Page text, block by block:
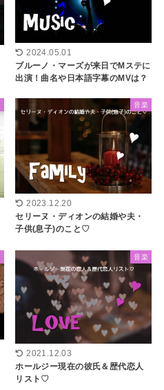
2024.05.01
ブルーノ・マーズが来日でMステに
出演！曲名や日本語字幕のMVは？
音楽
2023.12.20
セリーヌ・ディオンの結婚や夫・
子供(息子)のこと♡
音楽
2021.12.03
ホールジー現在の彼氏＆歴代恋人
リスト♡